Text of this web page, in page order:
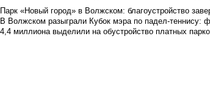
Парк «Новый город» в Волжском: благоустройство
В Волжском разыграли Кубок мэра по падел-теннису:
4,4 миллиона выделили на обустройство платных